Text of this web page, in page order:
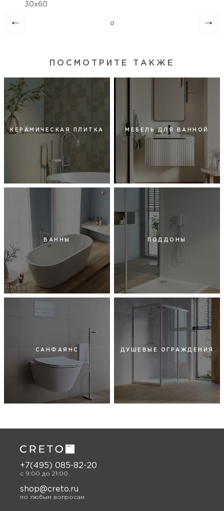
30х60
ПОСМОТРИТЕ ТАКЖЕ
КЕРАМИЧЕСКАЯ ПЛИТКА МЕБЕЛЬ ДЛЯ ВАННОЙ
ВАННЫ ПОДДОНЫ
САНФАЯНС ДУШЕВЫЕ ОГРАЖДЕНИЯ
+7(495) 085-82-20
c 9:00 до 21:00
shop@creto.ru
по любым вопросам